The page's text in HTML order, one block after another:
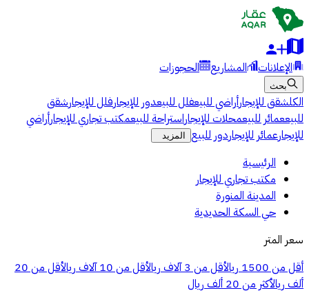
الإعلانات المشاريع الحجوزات
بحث
الكلشقق للإيجارأراضي للبيعفلل للبيعدور للإيجارفلل للإيجارشقق
للبيععمائر للبيعمحلات للإيجاراستراحة للبيعمكتب تجاري للإيجارأراضي
للإيجارعمائر للإيجاردور للبيع المزيد
الرئيسية
مكتب تجاري للإيجار
المدينة المنورة
حي السكة الحديدية
سعر المتر
أقل من 1500 ريال
أقل من 3 آلاف ريال أقل من 10 آلاف ريال
أقل من 20
ألف ريالأكثر من 20 ألف ريال